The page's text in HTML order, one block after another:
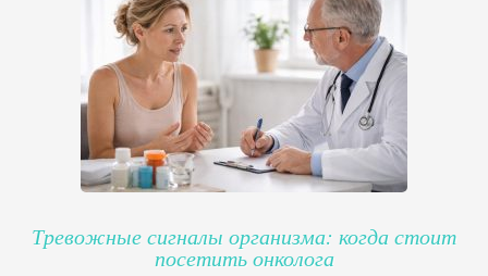
Тревожные сигналы организма: когда стоит
посетить онколога